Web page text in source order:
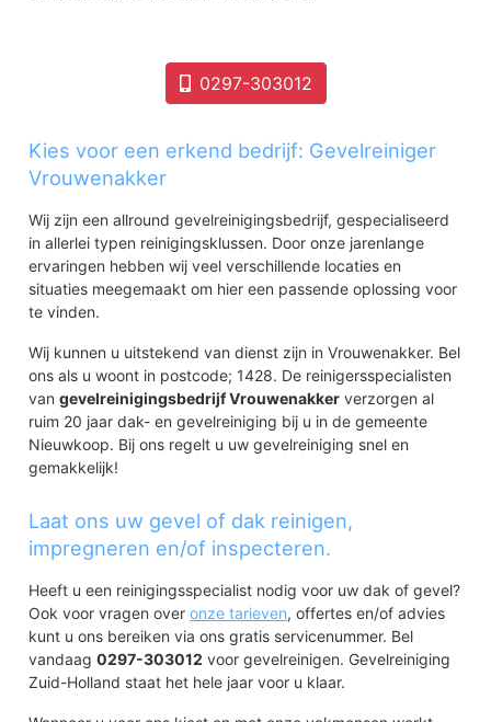
0297-303012
Kies voor een erkend bedrijf: Gevelreiniger
Vrouwenakker
Wij zijn een allround gevelreinigingsbedrijf, gespecialiseerd
in allerlei typen reinigingsklussen. Door onze jarenlange
ervaringen hebben wij veel verschillende locaties en
situaties meegemaakt om hier een passende oplossing voor
te vinden.
Wij kunnen u uitstekend van dienst zijn in Vrouwenakker. Bel
ons als u woont in postcode; 1428. De reinigersspecialisten
vangevelreinigingsbedrijf Vrouwenakker verzorgen al
ruim 20 jaar dak- en gevelreiniging bij u in de gemeente
Nieuwkoop. Bij ons regelt u uw gevelreiniging snel en
gemakkelijk!
Laat ons uw gevel of dak reinigen,
impregneren en/of inspecteren.
Heeft u een reinigingsspecialist nodig voor uw dak of gevel?
Ook voor vragen overonze tarieven, offertes en/of advies
kunt u ons bereiken via ons gratis servicenummer. Bel
vandaag0297-303012 voor gevelreinigen. Gevelreiniging
Zuid-Holland staat het hele jaar voor u klaar.